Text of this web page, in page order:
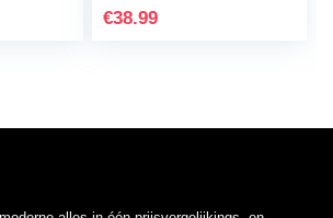
anderen als een…
€38.99